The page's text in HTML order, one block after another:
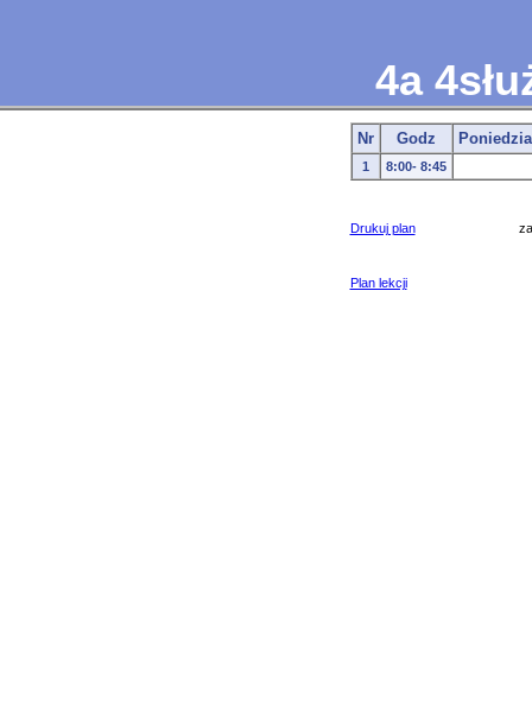
4a
Nr Godz
1 8:00- 8:45
Drukuj plan
Plan lekcji